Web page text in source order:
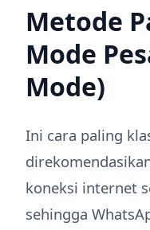
Metode
Mode
Mode)
Ini cara paling
koneksi internet
sehingga